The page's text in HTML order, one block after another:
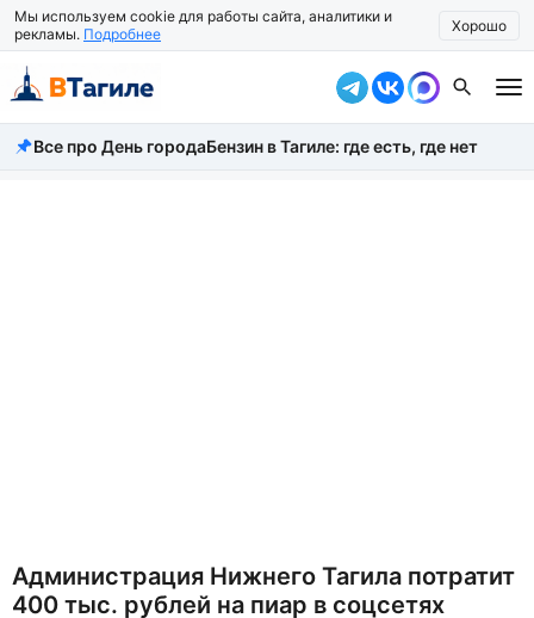
Мы используем cookie для работы сайта, аналитики и
рекламы. Подробнее Хорошо
Все новости
Все про День городаБензин в Тагиле: где есть, где нет
Администрация Нижнего Тагила потратит
400 тыс. рублей на пиар в соцсетях